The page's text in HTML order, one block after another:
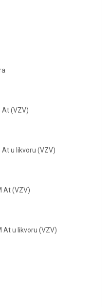
At (VZV)
At u likvoru (VZV)
At (VZV)
At u likvoru (VZV)